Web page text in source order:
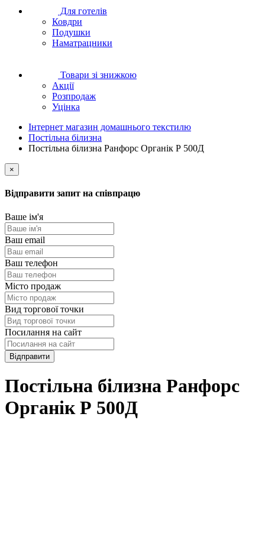
Для готелів
Ковдри
Подушки
Наматрацники
Товари зі знижкою
Акції
Розпродаж
Уцінка
Інтернет магазин домашнього текстилю
Постільна білизна
Постільна білизна Ранфорс Органік Р 500Д
×
Відправити запит на співпрацю
Ваше ім'я
Ваш email
Ваш телефон
Місто продаж
Вид торгової точки
Посилання на сайт
Відправити
Постільна білизна Ранфорс
Органік Р 500Д